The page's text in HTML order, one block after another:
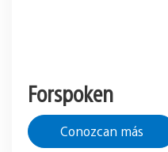
Forspoken
Conozcan más